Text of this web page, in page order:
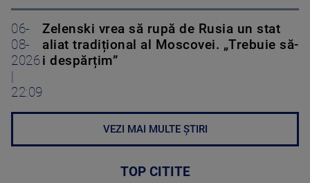
06-
08-
2026
22:09
Zelenski vrea să rupă de Rusia un stat
aliat tradițional al Moscovei. „Trebuie să-
i despărțim”
VEZI MAI MULTE ȘTIRI
TOP CITITE